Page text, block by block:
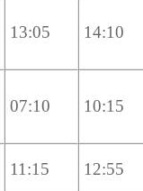
13:05 14:10
07:10 10:15
11:15 12:55